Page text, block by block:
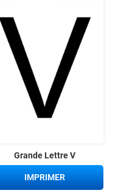
Grande Lettre V
IMPRIMER